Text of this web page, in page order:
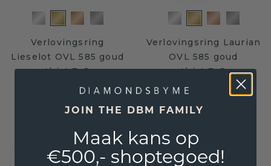
Verlovingsring
Lieselot OVL 585 goud
amethist 7x5 mm
€ 885,-
Excl. Tax & BTW
Verlovingsring Laurian
OVL 585 goud
amethist 7x5 mm
€ 855,20 € 1.069,-
Excl. Tax & BTW
Levenslange garantie
JOIN THE DBM FAMILY
Maak kans op
€500,- shoptegoed!